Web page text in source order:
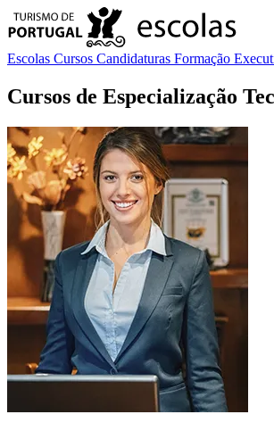
Escolas Cursos Candidaturas Formação
Cursos de Especialização